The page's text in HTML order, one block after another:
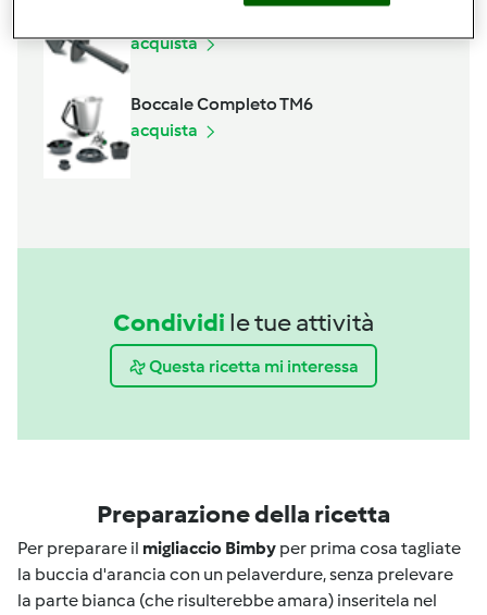
acquista
Boccale Completo TM6
acquista
Condividi le tue attività
Questa ricetta mi interessa
Preparazione della ricetta
Per preparare il migliaccio Bimby per prima cosa tagliate
la buccia d'arancia con un pelaverdure, senza prelevare
la parte bianca (che risulterebbe amara) inseritela nel